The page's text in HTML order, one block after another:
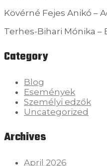
Kövérné Fejes Anikó –
Terhes-Bihari Mónika –
Category
Blog
Események
Személyi edzők
Uncategorized
Archives
April 2026